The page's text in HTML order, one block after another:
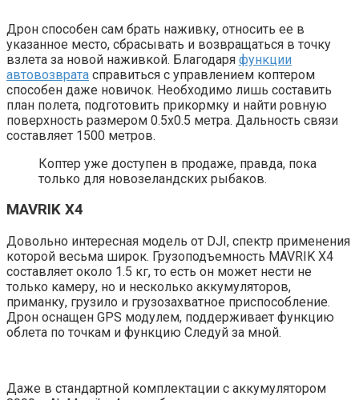
Дрон способен сам брать наживку, относить ее в
указанное место, сбрасывать и возвращаться в точку
взлета за новой наживкой. Благодаря функции
автовозврата справиться с управлением коптером
способен даже новичок. Необходимо лишь составить
план полета, подготовить прикормку и найти ровную
поверхность размером 0.5х0.5 метра. Дальность связи
составляет 1500 метров.
Коптер уже доступен в продаже, правда, пока
только для новозеландских рыбаков.
MAVRIK X4
Довольно интересная модель от DJI, спектр применения
которой весьма широк. Грузоподъемность MAVRIK X4
составляет около 1.5 кг, то есть он может нести не
только камеру, но и несколько аккумуляторов,
приманку, грузило и грузозахватное приспособление.
Дрон оснащен GPS модулем, поддерживает функцию
облета по точкам и функцию Следуй за мной.
Даже в стандартной комплектации с аккумулятором